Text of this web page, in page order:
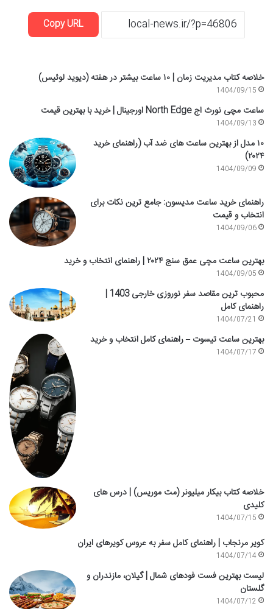
Copy URL
خلاصه کتاب مدیریت زمان | ۱۰ ساعت بیشتر در هفته (دیوید لوئیس)
1404/09/15
ساعت مچی نورث اج North Edge اورجینال | خرید با بهترین قیمت
1404/09/13
۱۰ مدل از بهترین ساعت های ضد آب (راهنمای خرید
۲۰۲۴)
1404/09/09
راهنمای خرید ساعت مدیسون: جامع ترین نکات برای
انتخاب و قیمت
1404/09/06
بهترین ساعت مچی عمق سنج ۲۰۲۴ | راهنمای انتخاب و خرید
1404/09/05
محبوب ترین مقاصد سفر نوروزی خارجی 1403 |
راهنمای کامل
1404/07/21
بهترین ساعت تیسوت – راهنمای کامل انتخاب و خرید
1404/07/17
خلاصه کتاب بیکار میلیونر (مت موریس) | درس های
کلیدی
1404/07/15
کویر مرنجاب | راهنمای کامل سفر به عروس کویرهای ایران
1404/07/14
لیست بهترین فست فودهای شمال | گیلان، مازندران و
گلستان
1404/07/12